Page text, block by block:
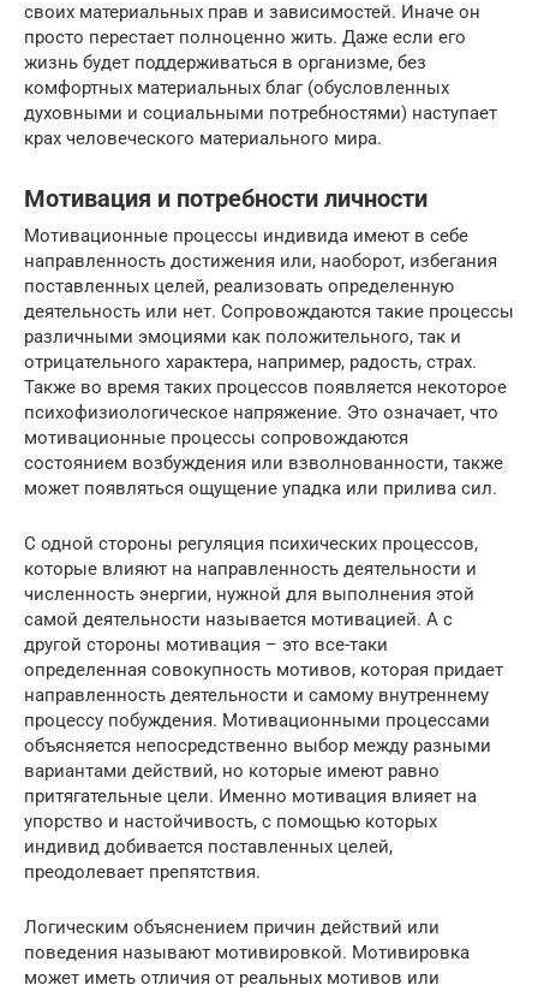
своих материальных прав и зависимостей. Иначе он
просто перестает полноценно жить. Даже если его
жизнь будет поддерживаться в организме, без
комфортных материальных благ (обусловленных
духовными и социальными потребностями) наступает
крах человеческого материального мира.
Мотивация и потребности личности
Мотивационные процессы индивида имеют в себе
направленность достижения или, наоборот, избегания
поставленных целей, реализовать определенную
деятельность или нет. Сопровождаются такие процессы
различными эмоциями как положительного, так и
отрицательного характера, например, радость, страх.
Также во время таких процессов появляется некоторое
психофизиологическое напряжение. Это означает, что
мотивационные процессы сопровождаются
состоянием возбуждения или взволнованности, также
может появляться ощущение упадка или прилива сил.
С одной стороны регуляция психических процессов,
которые влияют на направленность деятельности и
численность энергии, нужной для выполнения этой
самой деятельности называется мотивацией. А с
другой стороны мотивация – это все-таки
определенная совокупность мотивов, которая придает
направленность деятельности и самому внутреннему
процессу побуждения. Мотивационными процессами
объясняется непосредственно выбор между разными
вариантами действий, но которые имеют равно
притягательные цели. Именно мотивация влияет на
упорство и настойчивость, с помощью которых
индивид добивается поставленных целей,
преодолевает препятствия.
Логическим объяснением причин действий или
поведения называют мотивировкой. Мотивировка
может иметь отличия от реальных мотивов или